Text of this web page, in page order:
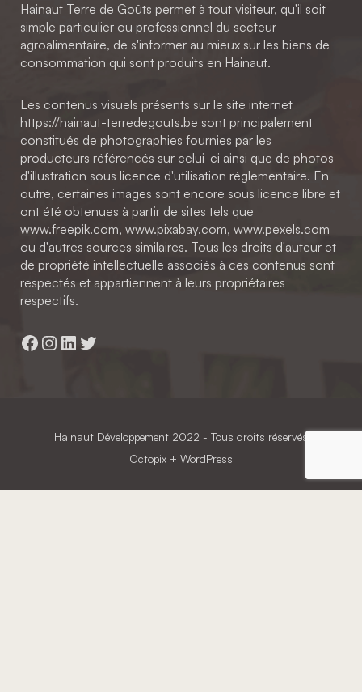
Hainaut Terre de Goûts permet à tout visiteur, qu'il soit
simple particulier ou professionnel du secteur
agroalimentaire, de s'informer au mieux sur les biens de
consommation qui sont produits en Hainaut.
Les contenus visuels présents sur le site internet
https://hainaut-terredegouts.be sont principalement
constitués de photographies fournies par les
producteurs référencés sur celui-ci ainsi que de photos
d'illustration sous licence d'utilisation réglementaire. En
outre, certaines images sont encore sous licence libre et
ont été obtenues à partir de sites tels que
www.freepik.com, www.pixabay.com, www.pexels.com
ou d'autres sources similaires. Tous les droits d'auteur et
de propriété intellectuelle associés à ces contenus sont
respectés et appartiennent à leurs propriétaires
respectifs.
Facebook
Instagram
LinkedIn
Twitter
Hainaut Développement 2022 - Tous droits réservés
Octopix + WordPress